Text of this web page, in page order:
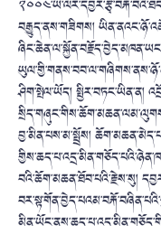
བརྒྱུད་ནས་གཟིགས།
ཤིག་སྤེལ་ཡོད། སྤྱིར་བཏང་ཡིན་ན།
བྱ་མིན་པས་མ་སྤྲོས།
བའི་ཆོག་མཆན་ཐོབ་པའི་རྗེས་སུ།